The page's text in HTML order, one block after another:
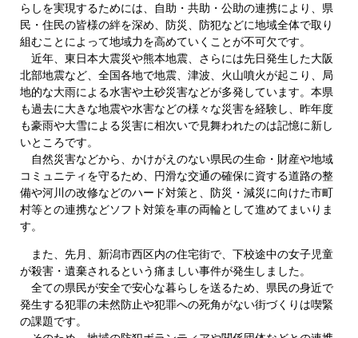
らしを実現するためには、自助・共助・公助の連携により、県
民・住民の皆様の絆を深め、防災、防犯などに地域全体で取り
組むことによって地域力を高めていくことが不可欠です。
近年、東日本大震災や熊本地震、さらには先日発生した大阪
北部地震など、全国各地で地震、津波、火山噴火が起こり、局
地的な大雨による水害や土砂災害などが多発しています。本県
も過去に大きな地震や水害などの様々な災害を経験し、昨年度
も豪雨や大雪による災害に相次いで見舞われたのは記憶に新し
いところです。
自然災害などから、かけがえのない県民の生命・財産や地域
コミュニティを守るため、円滑な交通の確保に資する道路の整
備や河川の改修などのハード対策と、防災・減災に向けた市町
村等との連携などソフト対策を車の両輪として進めてまいりま
す。
また、先月、新潟市西区内の住宅街で、下校途中の女子児童
が殺害・遺棄されるという痛ましい事件が発生しました。
全ての県民が安全で安心な暮らしを送るため、県民の身近で
発生する犯罪の未然防止や犯罪への死角がない街づくりは喫緊
の課題です。